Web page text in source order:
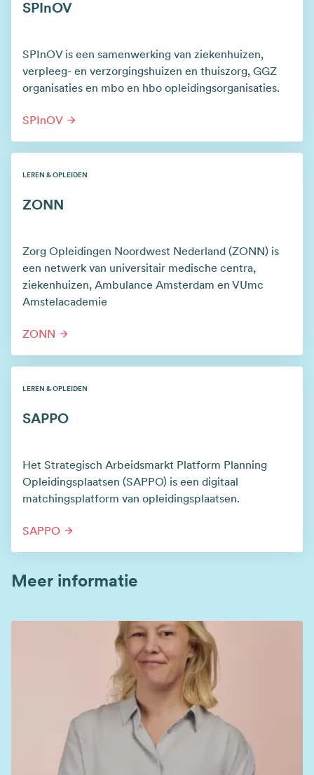
SPInOV
SPInOV is een samenwerking van ziekenhuizen,
verpleeg- en verzorgingshuizen en thuiszorg, GGZ
organisaties en mbo en hbo opleidingsorganisaties.
SPInOV
ZONN
LEREN & OPLEIDEN
Zorg Opleidingen Noordwest Nederland (ZONN) is
een netwerk van universitair medische centra,
ziekenhuizen, Ambulance Amsterdam en VUmc
Amstelacademie
ZONN
SAPPO
LEREN & OPLEIDEN
Het Strategisch Arbeidsmarkt Platform Planning
Opleidingsplaatsen (SAPPO) is een digitaal
matchingsplatform van opleidingsplaatsen.
SAPPO
Meer informatie